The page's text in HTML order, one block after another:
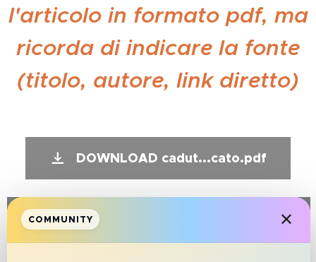
l'articolo in formato pdf, ma
ricorda di indicare la fonte
(titolo, autore, link diretto)
DOWNLOAD cadut...cato.pdf
COMMUNITY ✕